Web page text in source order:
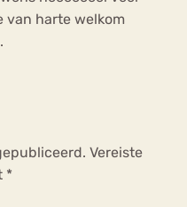
van harte welkom
Vereiste
*